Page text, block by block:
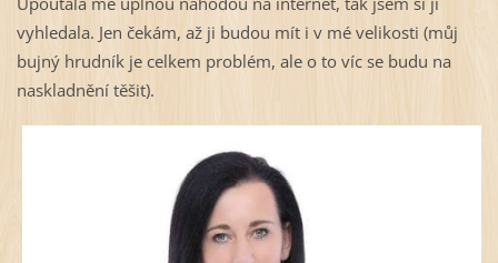
vyhledala. Jen čekám, až ji budou mít i v mé velikosti (můj
bujný hrudník je celkem problém, ale o to víc se budu na
naskladnění těšit).